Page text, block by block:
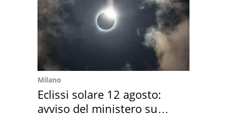
Milano
Eclissi solare 12 agosto:
avviso del ministero su